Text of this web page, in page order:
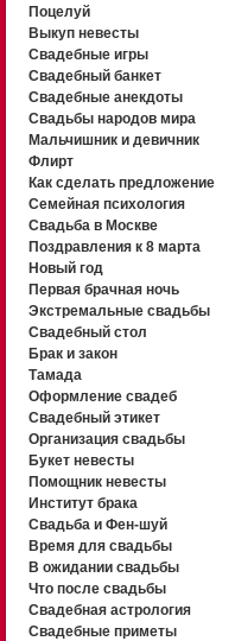
Поцелуй
Выкуп невесты
Свадебные игры
Свадебный банкет
Свадебные анекдоты
Свадьбы народов мира
Мальчишник и девичник
Флирт
Как сделать предложение
Семейная психология
Свадьба в Москве
Поздравления к 8 марта
Новый год
Первая брачная ночь
Экстремальные свадьбы
Свадебный стол
Брак и закон
Тамада
Оформление свадеб
Свадебный этикет
Организация свадьбы
Букет невесты
Помощник невесты
Институт брака
Свадьба и Фен-шуй
Время для свадьбы
В ожидании свадьбы
Что после свадьбы
Свадебная астрология
Свадебные приметы